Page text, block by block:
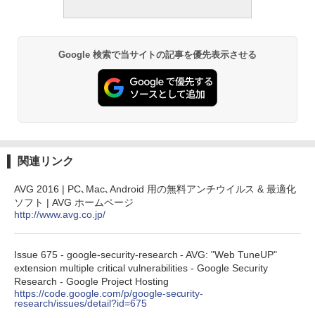
ブラック
Amazon Kindle Paperwhite (16GB) 7イ
ンチディスプレイ、色調調節ライト、12
週間持続バッテリー、広告なし、ブラッ
Amazon Kindle Colorsoft | 16GBストレ
ージ、防水、7インチカラーディスプレ
イ、色調調節ライト、最大8週間持続バッ
売)
￥31,980
New Amazon Kindle Scribe Colorsoft |
Google 検索で当サイトの記事を優先表示させる
関連リンク
AVG 2016 | PC､Mac､Android 用の無料アンチウイルス & 最適化
ソフト | AVG ホームページ
http://www.avg.co.jp/
Issue 675 - google-security-research - AVG: "Web TuneUP"
extension multiple critical vulnerabilities - Google Security
Research - Google Project Hosting
https://code.google.com/p/google-security-
research/issues/detail?id=675